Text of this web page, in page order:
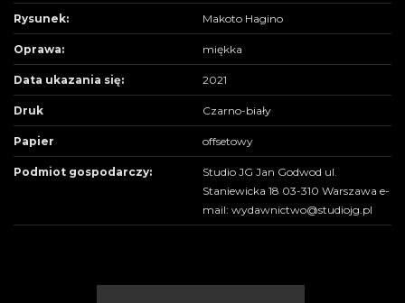
Rysunek: Makoto Hagino
Oprawa: miękka
Data ukazania się: 2021
Druk Czarno-biały
Papier offsetowy
Podmiot gospodarczy:
Studio JG Jan Godwod ul.
Staniewicka 18 03-310 Warszawa e-
mail: wydawnictwo@studiojg.pl